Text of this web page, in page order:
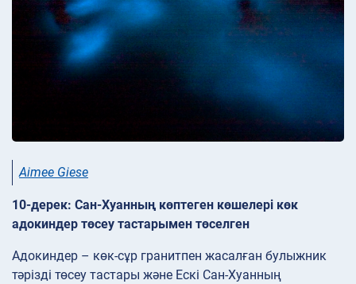
Aimee Giese
10-дерек: Сан-Хуанның көптеген көшелері көк
адокиндер төсеу тастарымен төселген
Адокиндер – көк-сұр гранитпен жасалған булыжник
тәрізді төсеу тастары және Ескі Сан-Хуанның